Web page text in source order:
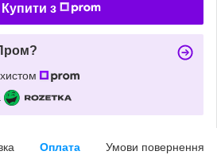
Купити з
Оплата Умови повернення